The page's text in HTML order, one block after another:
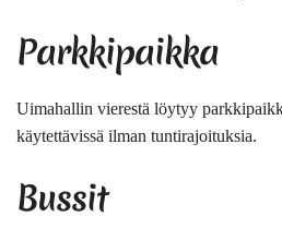
Parkkipaikka
Uimahallin vierestä löytyy
käytettävissä ilman tuntirajoituksia.
Bussit